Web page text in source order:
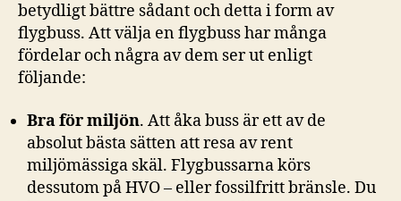
betydligt bättre sådant och detta i form av
flygbuss. Att välja en flygbuss har många
fördelar och några av dem ser ut enligt
följande:
Bra för miljön. Att åka buss är ett av de
absolut bästa sätten att resa av rent
miljömässiga skäl. Flygbussarna körs
dessutom på HVO – eller fossilfritt bränsle. Du